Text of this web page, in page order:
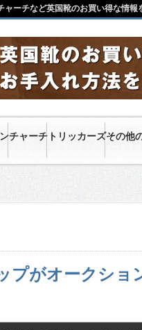
チャーチ トリッカーズその他
ーチなど英国靴のお買い得な情
プがオークショ